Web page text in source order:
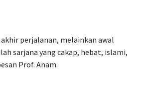
perjalanan, melainkan awal
sarjana yang cakap, hebat, islami,
Prof. Anam.